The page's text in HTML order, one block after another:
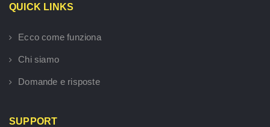
QUICK LINKS
Ecco come funziona
Chi siamo
Domande e risposte
SUPPORT